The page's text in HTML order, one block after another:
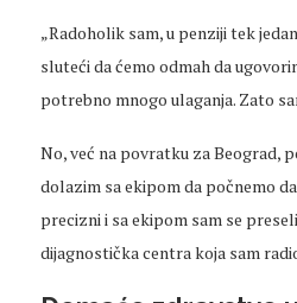
„Radoholik sam, u penziji tek
sluteći da ćemo odmah da
potrebno mnogo ulaganja. Zato
No, već na povratku za Beograd,
dolazim sa ekipom da počnemo
precizni i sa ekipom sam se
dijagnostička centra koja sam radio